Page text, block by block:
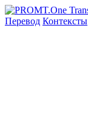
Перевод Контексты